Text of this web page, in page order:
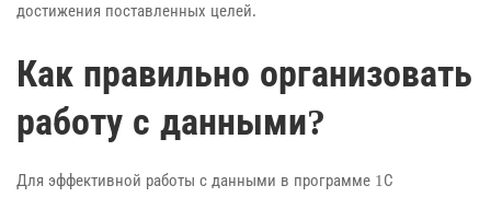
достижения поставленных целей.
Как правильно организовать
работу с данными?
Для эффективной работы с данными в программе 1С